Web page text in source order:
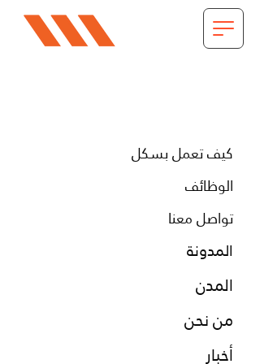
كيف تعمل بسكل
الوظائف
تواصل معنا
المدونة
المدن
من نحن
أخبار